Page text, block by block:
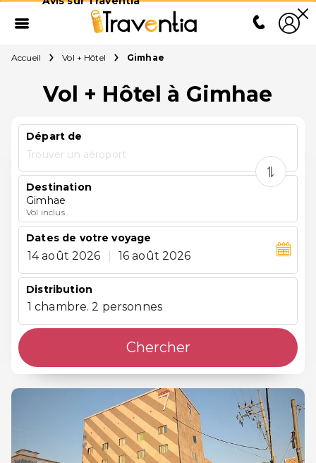
Accueil Vol + Hôtel Gimhae
Vol + Hôtel à Gimhae
Départ de
Trouver un aéroport
Destination
Gimhae
Vol inclus
Dates de votre voyage
14 août 2026 16 août 2026
Distribution
1 chambre. 2 personnes
Chercher